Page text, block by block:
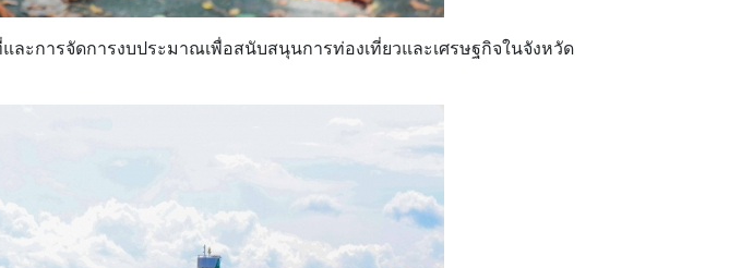
การจัดการงบประมาณเพื่อสนับสนุนการท่องเที่ยวและเศรษฐกิจในจังหวัด